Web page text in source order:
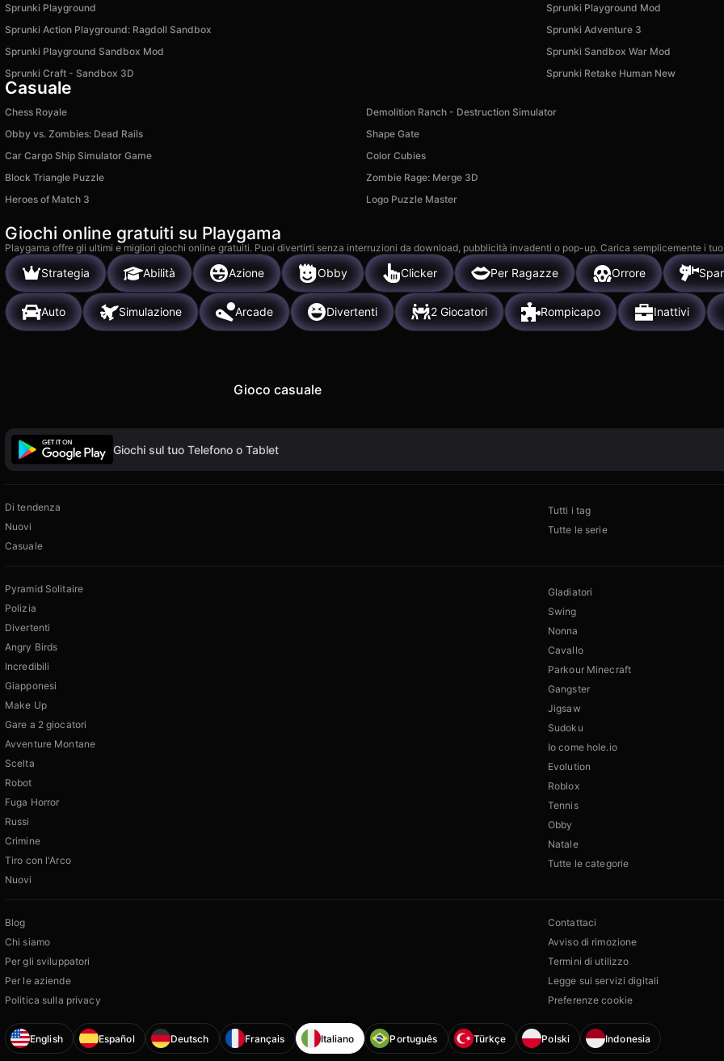
Sprunki Playground
Sprunki Playground Mod
Sprunki Action Playground: Ragdoll Sandbox
Sprunki Adventure 3
Sprunki Playground Sandbox Mod
Sprunki Sandbox War Mod
Sprunki Craft - Sandbox 3D
Sprunki Retake Human New
Casuale
Chess Royale Demolition Ranch - Destruction Simulator
Obby vs. Zombies: Dead Rails
Shape Gate
Car Cargo Ship Simulator Game
Color Cubies
Block Triangle Puzzle
Zombie Rage: Merge 3D
Heroes of Match 3
Logo Puzzle Master
Giochi online gratuiti su Playgama
Playgama offre gli ultimi e migliori giochi online gratuiti. Puoi divertirti senza interruzioni da download, pubblicità invadenti o pop-up. Carica semplicemente i
Strategia Abilità Azione Obby Clicker Per Ragazze Orrore
Auto Simulazione Arcade Divertenti 2 Giocatori Rompicapo Inattivi
Gioco casuale
Giochi sul tuo Telefono o Tablet
Di tendenza
Nuovi
Casuale
Tutti i tag
Tutte le serie
Pyramid Solitaire
Polizia
Divertenti
Angry Birds
Incredibili
Giapponesi
Make Up
Gare a 2 giocatori
Avventure Montane
Scelta
Robot
Fuga Horror
Russi
Crimine
Tiro con l'Arco
Nuovi
Gladiatori
Swing
Nonna
Cavallo
Parkour Minecraft
Gangster
Jigsaw
Sudoku
Io come hole.io
Evolution
Roblox
Tennis
Obby
Natale
Tutte le categorie
Blog
Chi siamo
Per gli sviluppatori
Per le aziende
Politica sulla privacy
Contattaci
Avviso di rimozione
Termini di utilizzo
Legge sui servizi digitali
Preferenze cookie
English Español Deutsch Français Italiano Português Türkçe Polski Indonesia